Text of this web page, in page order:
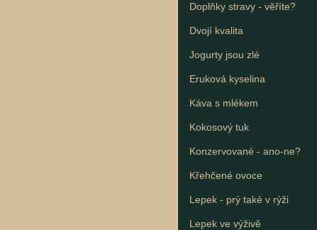
Doplňky stravy - věříte?
Dvojí kvalita
Jogurty jsou zlé
Eruková kyselina
Káva s mlékem
Kokosový tuk
Konzervované - ano-ne?
Křehčené ovoce
Lepek - prý také v rýži
Lepek ve výživě